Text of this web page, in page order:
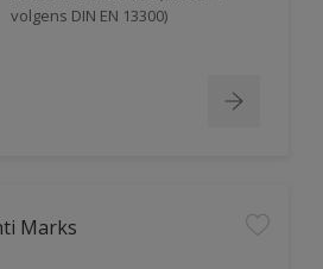
volgens DIN EN 13300)
Marks